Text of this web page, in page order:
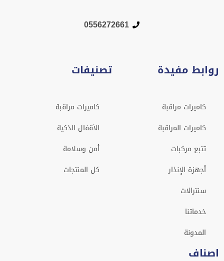
0556272661
روابط مفيدة
كاميرات مراقبة
كاميرات المراقبة
تتبع مركبات
أجهزة الإنذار
سنترالات
خدماتنا
المدونة
تصنيفات
كاميرات مراقبة
الأقفال الذكية
أمن وسلامة
كل المنتجات
اصناف